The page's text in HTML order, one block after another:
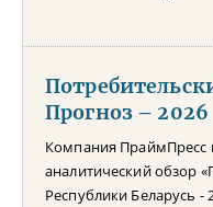
Прогноз – 2026
Компания
аналитический обзор
Республики Беларусь -